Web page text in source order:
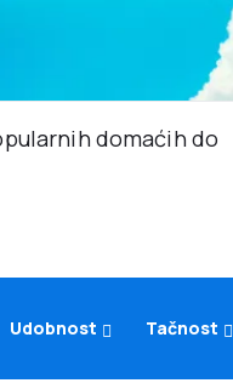
domaćih do
Udobnost Tačnost